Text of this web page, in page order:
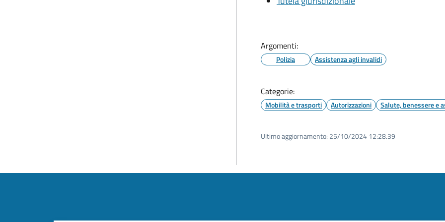
Argomenti:
Polizia Assistenza agli invalidi
Categorie:
Mobilità e trasporti Autorizzazioni Salute, benessere e
Ultimo aggiornamento: 25/10/2024 12:28.39